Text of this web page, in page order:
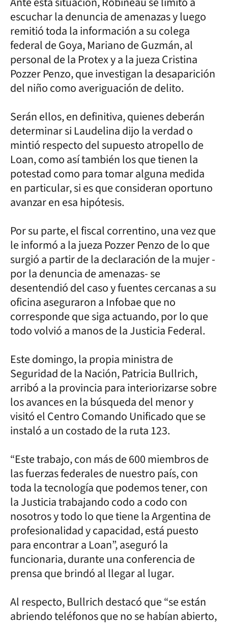
escuchar la denuncia de amenazas y luego
remitió toda la información a su colega
federal de Goya, Mariano de Guzmán, al
personal de la Protex y a la jueza Cristina
Pozzer Penzo, que investigan la desaparición
del niño como averiguación de delito.
Serán ellos, en definitiva, quienes deberán
determinar si Laudelina dijo la verdad o
mintió respecto del supuesto atropello de
Loan, como así también los que tienen la
potestad como para tomar alguna medida
en particular, si es que consideran oportuno
avanzar en esa hipótesis.
Por su parte, el fiscal correntino, una vez que
le informó a la jueza Pozzer Penzo de lo que
surgió a partir de la declaración de la mujer -
por la denuncia de amenazas- se
desentendió del caso y fuentes cercanas a su
oficina aseguraron a Infobae que no
corresponde que siga actuando, por lo que
todo volvió a manos de la Justicia Federal.
Este domingo, la propia ministra de
Seguridad de la Nación, Patricia Bullrich,
arribó a la provincia para interiorizarse sobre
los avances en la búsqueda del menor y
visitó el Centro Comando Unificado que se
instaló a un costado de la ruta 123.
“Este trabajo, con más de 600 miembros de
las fuerzas federales de nuestro país, con
toda la tecnología que podemos tener, con
la Justicia trabajando codo a codo con
nosotros y todo lo que tiene la Argentina de
profesionalidad y capacidad, está puesto
para encontrar a Loan”, aseguró la
funcionaria, durante una conferencia de
prensa que brindó al llegar al lugar.
Al respecto, Bullrich destacó que “se están
abriendo teléfonos que no se habían abierto,